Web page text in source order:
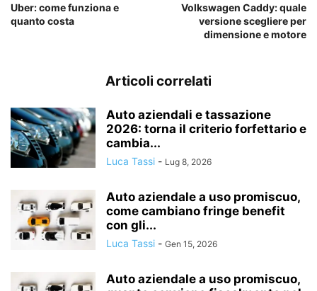
Uber: come funziona e
quanto costa
Volkswagen Caddy: quale
versione scegliere per
dimensione e motore
Articoli correlati
Auto aziendali e tassazione
2026: torna il criterio forfettario e
cambia...
Luca Tassi - Lug 8, 2026
Auto aziendale a uso promiscuo,
come cambiano fringe benefit
con gli...
Luca Tassi - Gen 15, 2026
Auto aziendale a uso promiscuo,